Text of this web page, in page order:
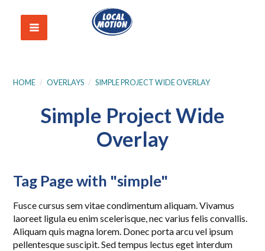
HOME / OVERLAYS / SIMPLE PROJECT WIDE OVERLAY
Simple Project Wide
Overlay
Tag Page with "simple"
Fusce cursus sem vitae condimentum aliquam. Vivamus
laoreet ligula eu enim scelerisque, nec varius felis convallis.
Aliquam quis magna lorem. Donec porta arcu vel ipsum
pellentesque suscipit. Sed tempus lectus eget interdum